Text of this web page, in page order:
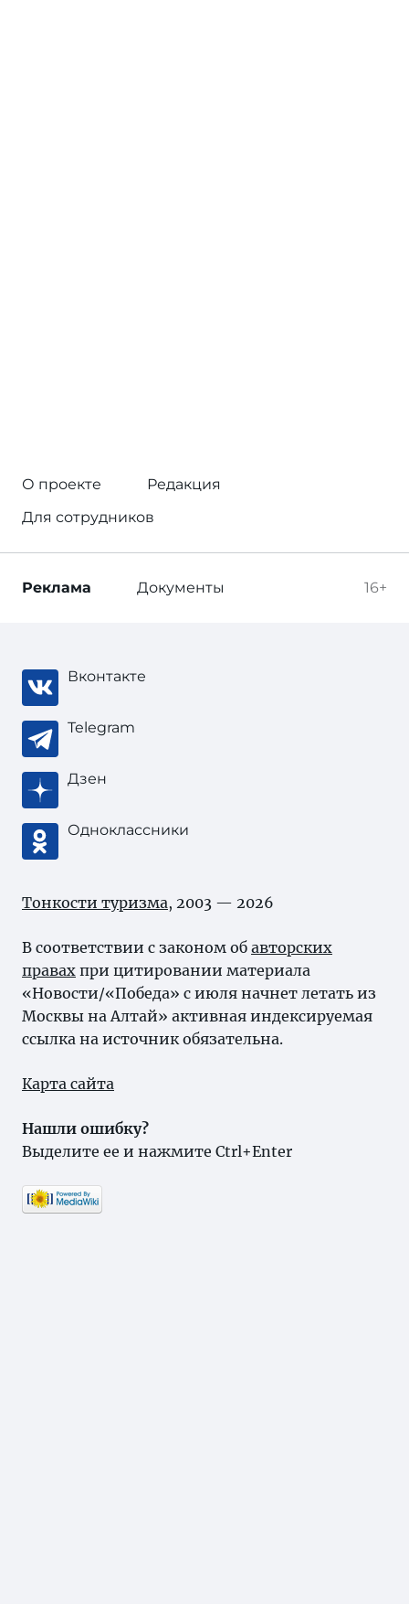
О проекте
Редакция
Для сотрудников
16+
Реклама Документы
Вконтакте
Telegram
Дзен
Одноклассники
Тонкости туризма, 2003 — 2026
В соответствии с законом об авторских
правах при цитировании материала
«Новости/«Победа» с июля начнет летать из
Москвы на Алтай» активная индексируемая
ссылка на источник обязательна.
Карта сайта
Нашли ошибку?
Выделите ее и нажмите Ctrl+Enter